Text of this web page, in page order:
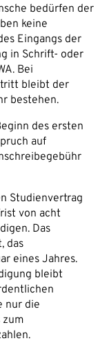
bedürfen der
keine
Eingangs der
in Schrift- oder
Bei
bleibt der
bestehen.
des ersten
auf
Studienvertrag
von acht
Das
das
eines Jahres.
bleibt
nur die
zum